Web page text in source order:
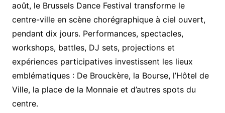
août, le Brussels Dance Festival transforme le
centre-ville en scène chorégraphique à ciel ouvert,
pendant dix jours. Performances, spectacles,
workshops, battles, DJ sets, projections et
expériences participatives investissent les lieux
emblématiques : De Brouckère, la Bourse, l’Hôtel de
Ville, la place de la Monnaie et d’autres spots du
centre.